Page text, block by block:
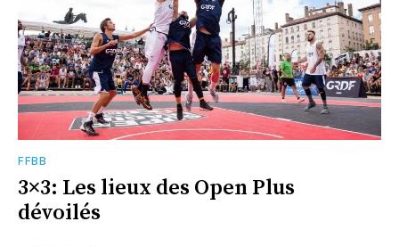
FFBB
3×3: Les lieux des Open Plus
dévoilés